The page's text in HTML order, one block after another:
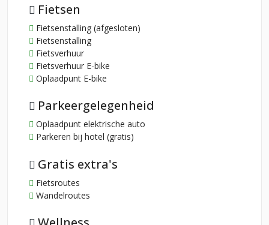
Fietsen
Fietsenstalling (afgesloten)
Fietsenstalling
Fietsverhuur
Fietsverhuur E-bike
Oplaadpunt E-bike
Parkeergelegenheid
Oplaadpunt elektrische auto
Parkeren bij hotel (gratis)
Gratis extra's
Fietsroutes
Wandelroutes